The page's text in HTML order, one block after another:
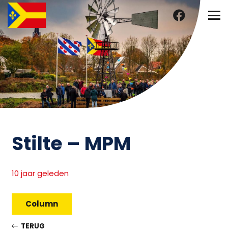
Stilte – MPM
10 jaar geleden
Column
TERUG